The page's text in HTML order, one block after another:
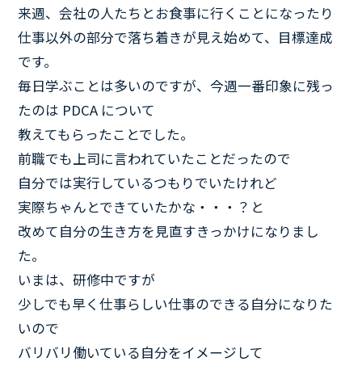
来週、会社の人たちとお食事に行くことになったり
仕事以外の部分で落ち着きが見え始めて、目標達成
です。
毎日学ぶことは多いのですが、今週一番印象に残っ
たのは PDCA について
教えてもらったことでした。
前職でも上司に言われていたことだったので
自分では実行しているつもりでいたけれど
実際ちゃんとできていたかな・・・？と
改めて自分の生き方を見直すきっかけになりまし
た。
いまは、研修中ですが
少しでも早く仕事らしい仕事のできる自分になりた
いので
バリバリ働いている自分をイメージして